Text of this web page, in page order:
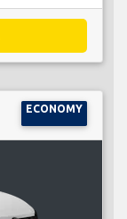
ECONOMY